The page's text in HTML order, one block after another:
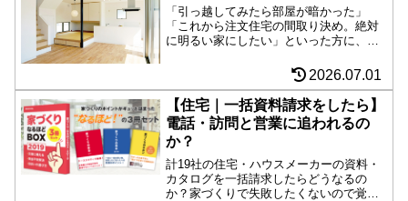
「引っ越してみたら部屋が暗かった」
「これから注文住宅の間取り決め。絶対
に明るい家にしたい」といった方に、部
様々な採光方法を紹介します。2026.07.01
【住宅｜一括資料請求をしたら】
電話・訪問と営業に追われるの
か？
計19社の住宅・ハウスメーカーの資料・
カタログを一括請求したらどうなるの
か？家づくりで失敗したくないので覚悟